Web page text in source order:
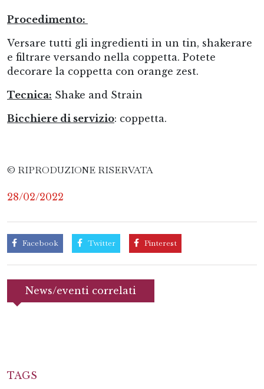
Procedimento:
Versare tutti gli ingredienti in un tin, shakerare
e filtrare versando nella coppetta. Potete
decorare la coppetta con orange zest.
Tecnica: Shake and Strain
Bicchiere di servizio: coppetta.
© RIPRODUZIONE RISERVATA
28/02/2022
Facebook Twitter Pinterest
News/eventi correlati
TAGS